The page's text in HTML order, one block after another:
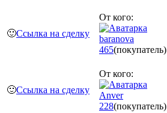
🙂Ссылка на сделку
От кого:
baranova
465(покупатель)
🙂Ссылка на сделку
От кого:
Anver
228(покупатель)